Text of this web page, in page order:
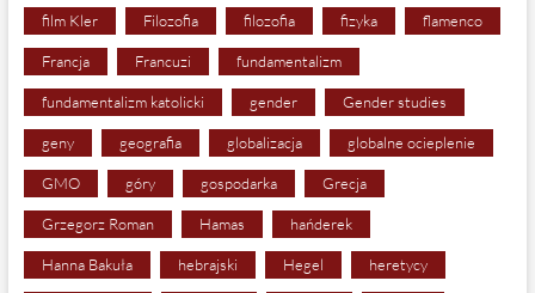
film Kler Filozofia filozofia fizyka flamenco
Francja Francuzi fundamentalizm
fundamentalizm katolicki gender Gender studies
geny geografia globalizacja globalne ocieplenie
GMO góry gospodarka Grecja
Grzegorz Roman Hamas hańderek
Hanna Bakuła hebrajski Hegel heretycy